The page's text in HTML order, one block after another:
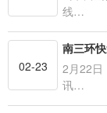
线…
02-23
南三环
2月22日
讯…